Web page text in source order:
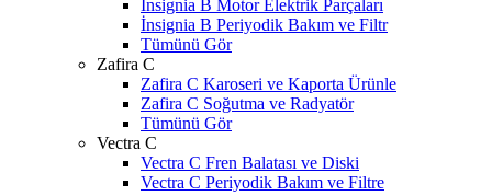
İnsignia B Motor Elektrik Parçaları
İnsignia B Periyodik Bakım ve Filtr
Tümünü Gör
Zafira C
Zafira C Karoseri ve Kaporta Ürünle
Zafira C Soğutma ve Radyatör
Tümünü Gör
Vectra C
Vectra C Fren Balatası ve Diski
Vectra C Periyodik Bakım ve Filtre